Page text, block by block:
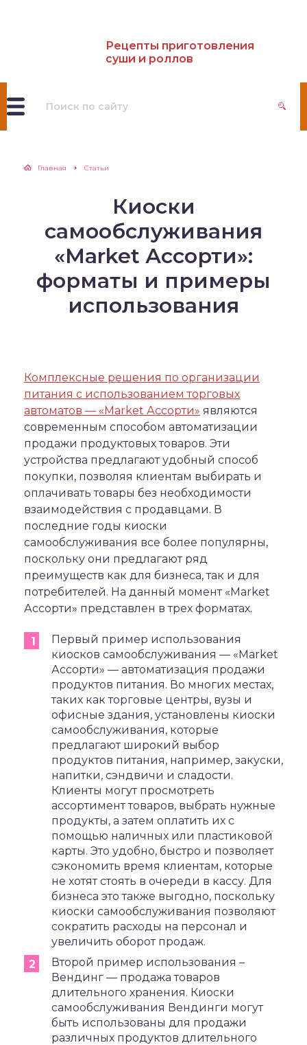
Рецепты приготовления
суши и роллов
Главная Статьи
Киоски
самообслуживания
«Market Ассорти»:
форматы и примеры
использования
Комплексные решения по организации
питания с использованием торговых
автоматов — «Market Ассорти» являются
современным способом автоматизации
продажи продуктовых товаров. Эти
устройства предлагают удобный способ
покупки, позволяя клиентам выбирать и
оплачивать товары без необходимости
взаимодействия с продавцами. В
последние годы киоски
самообслуживания все более популярны,
поскольку они предлагают ряд
преимуществ как для бизнеса, так и для
потребителей. На данный момент «Market
Ассорти» представлен в трех форматах.
Первый пример использования
киосков самообслуживания — «Market
Ассорти» — автоматизация продажи
продуктов питания. Во многих местах,
таких как торговые центры, вузы и
офисные здания, установлены киоски
самообслуживания, которые
предлагают широкий выбор
продуктов питания, например, закуски,
напитки, сэндвичи и сладости.
Клиенты могут просмотреть
ассортимент товаров, выбрать нужные
продукты, а затем оплатить их с
помощью наличных или пластиковой
карты. Это удобно, быстро и позволяет
сэкономить время клиентам, которые
не хотят стоять в очереди в кассу. Для
бизнеса это также выгодно, поскольку
киоски самообслуживания позволяют
сократить расходы на персонал и
увеличить оборот продаж.
Второй пример использования –
Вендинг — продажа товаров
длительного хранения. Киоски
самообслуживания Вендинги могут
быть использованы для продажи
различных продуктов длительного